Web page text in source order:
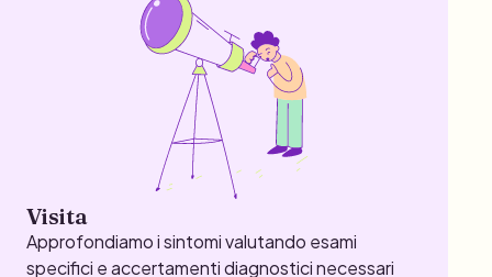
Visita
Approfondiamo i sintomi valutando esami
specifici e accertamenti diagnostici necessari